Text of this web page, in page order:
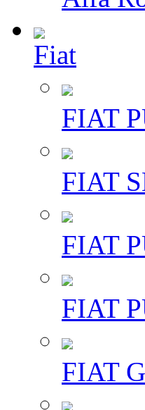
Fiat
FIAT
FIAT
FIAT
FIAT
FIAT